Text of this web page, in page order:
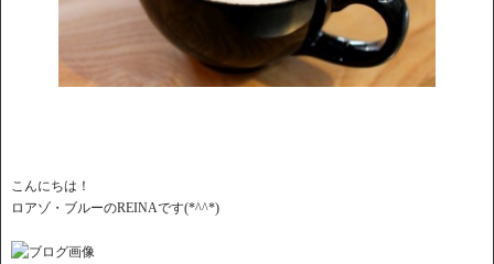
こんにちは！
ロアゾ・ブルーのREINAです(*^^*)